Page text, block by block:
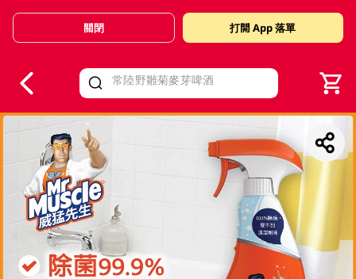
Valid Until 30 June 2026
關閉 打開 App 落單